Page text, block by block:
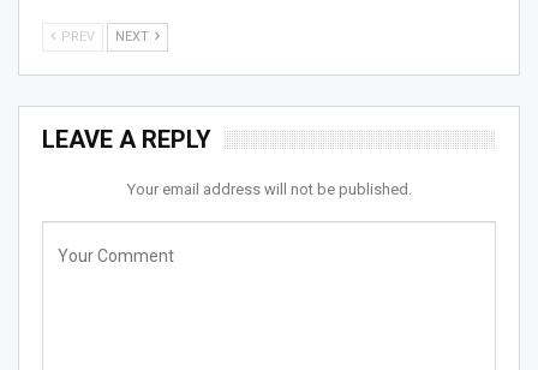
PREV NEXT
LEAVE A REPLY
Your email address will not be published.